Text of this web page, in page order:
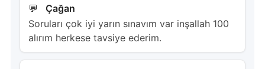
Çağan
Soruları çok iyi yarın sınavım var inşallah 100
alırım herkese tavsiye ederim.